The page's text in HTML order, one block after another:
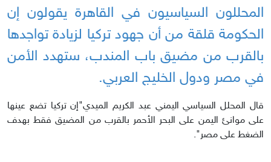
المحللون السياسيون في القاهرة يقولون إن
الحكومة قلقة من أن جهود تركيا لزيادة تواجدها
بالقرب من مضيق باب المندب، ستهدد الأمن
في مصر ودول الخليج العربي.
قال المحلل السياسي اليمني عبد الكريم الميدي"إن تركيا تضع عينها
على موانئ اليمن على البحر الأحمر بالقرب من المضيق فقط بهدف
الضغط على مصر".